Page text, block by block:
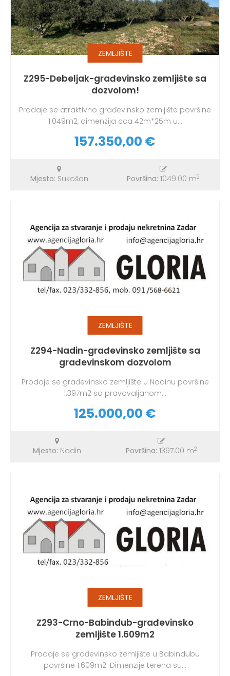
ZEMLJIŠTE
Z295-Debeljak-građevinsko zemljište sa
dozvolom!
Prodaje se atraktivno građevinsko zemljište površine
1.049m2, dimenzija cca 42m*25m u...
157.350,00 €
Mjesto: Sukošan Površina: 1049.00 m2
ZEMLJIŠTE
Z294-Nadin-građevinsko zemljište sa
građevinskom dozvolom
Prodaje se građevinsko zemljište u Nadinu površine
1.397m2 sa pravovaljanom...
125.000,00 €
Mjesto: Nadin Površina: 1397.00 m2
ZEMLJIŠTE
Z293-Crno-Babindub-građevinsko
zemljište 1.609m2
Prodaje se građevinsko zemljište u Babindubu
površine 1.609m2. Dimenzije terena su...